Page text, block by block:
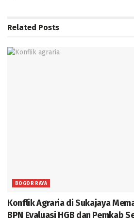
Related Posts
BOGOR RAYA
Konflik Agraria di Sukajaya
BPN Evaluasi HGB dan Pemkab